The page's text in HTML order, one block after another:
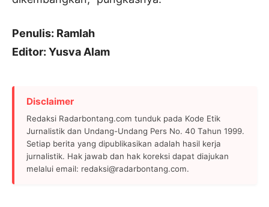
Penulis: Ramlah
Editor: Yusva Alam
Disclaimer
Redaksi Radarbontang.com tunduk pada Kode Etik
Jurnalistik dan Undang-Undang Pers No. 40 Tahun 1999.
Setiap berita yang dipublikasikan adalah hasil kerja
jurnalistik. Hak jawab dan hak koreksi dapat diajukan
melalui email: redaksi@radarbontang.com.